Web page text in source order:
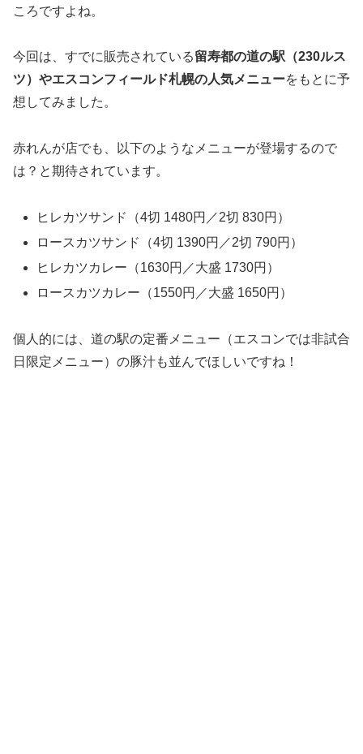
ころですよね。
今回は、すでに販売されている留寿都の道の駅（230ルス
ツ）やエスコンフィールド札幌の人気メニューをもとに予
想してみました。
赤れんが店でも、以下のようなメニューが登場するので
は？と期待されています。
ヒレカツサンド（4切 1480円／2切 830円）
ロースカツサンド（4切 1390円／2切 790円）
ヒレカツカレー（1630円／大盛 1730円）
ロースカツカレー（1550円／大盛 1650円）
個人的には、道の駅の定番メニュー（エスコンでは非試合
日限定メニュー）の豚汁も並んでほしいですね！